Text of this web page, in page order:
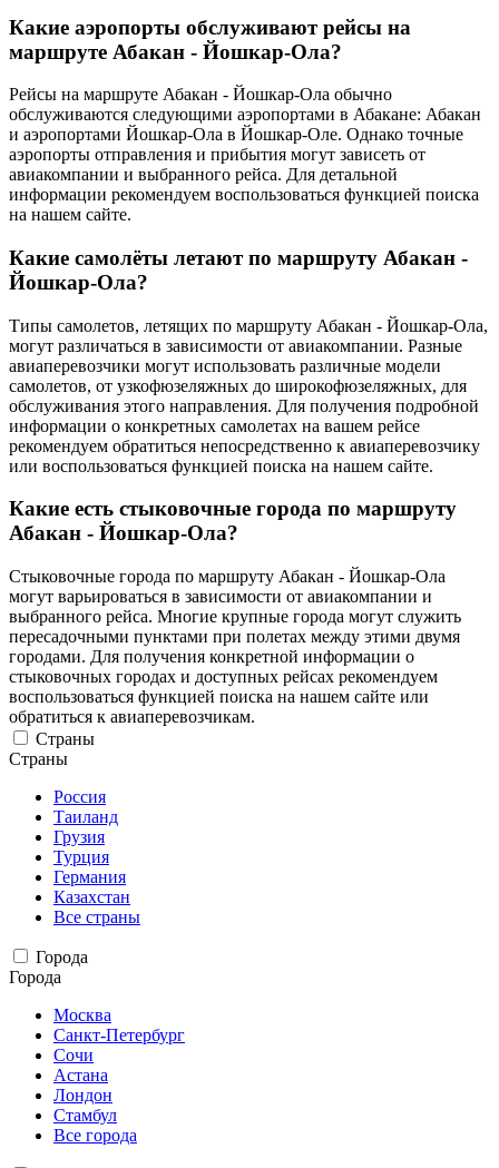
Какие аэропорты обслуживают рейсы на
маршруте Абакан - Йошкар-Ола?
Рейсы на маршруте Абакан - Йошкар-Ола обычно
обслуживаются следующими аэропортами в Абакане: Абакан
и аэропортами Йошкар-Ола в Йошкар-Оле. Однако точные
аэропорты отправления и прибытия могут зависеть от
авиакомпании и выбранного рейса. Для детальной
информации рекомендуем воспользоваться функцией поиска
на нашем сайте.
Какие самолёты летают по маршруту Абакан -
Йошкар-Ола?
Типы самолетов, летящих по маршруту Абакан - Йошкар-Ола,
могут различаться в зависимости от авиакомпании. Разные
авиаперевозчики могут использовать различные модели
самолетов, от узкофюзеляжных до широкофюзеляжных, для
обслуживания этого направления. Для получения подробной
информации о конкретных самолетах на вашем рейсе
рекомендуем обратиться непосредственно к авиаперевозчику
или воспользоваться функцией поиска на нашем сайте.
Какие есть стыковочные города по маршруту
Абакан - Йошкар-Ола?
Стыковочные города по маршруту Абакан - Йошкар-Ола
могут варьироваться в зависимости от авиакомпании и
выбранного рейса. Многие крупные города могут служить
пересадочными пунктами при полетах между этими двумя
городами. Для получения конкретной информации о
стыковочных городах и доступных рейсах рекомендуем
воспользоваться функцией поиска на нашем сайте или
обратиться к авиаперевозчикам.
Страны
Страны
Россия
Таиланд
Грузия
Турция
Германия
Казахстан
Все страны
Города
Города
Москва
Санкт-Петербург
Сочи
Астана
Лондон
Стамбул
Все города